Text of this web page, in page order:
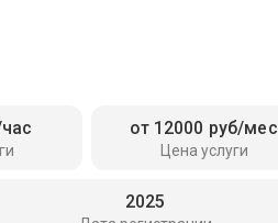
Цена услуги
от 12000 руб/мес
2025